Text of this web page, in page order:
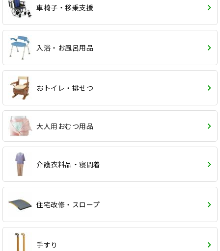
車椅子・移乗支援
入浴・お風呂用品
おトイレ・排せつ
大人用おむつ用品
介護衣料品・寝間着
住宅改修・スロープ
手すり